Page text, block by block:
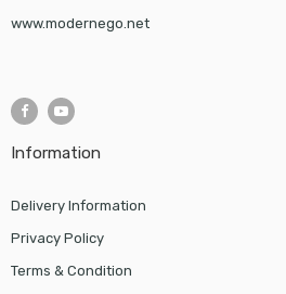
www.modernego.net
Information
Delivery Information
Privacy Policy
Terms & Condition